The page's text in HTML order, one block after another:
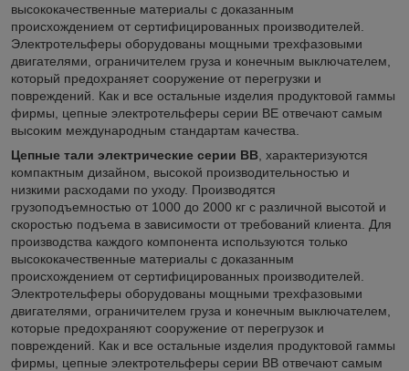
высококачественные материалы с доказанным
происхождением от сертифицированных производителей.
Электротельферы оборудованы мощными трехфазовыми
двигателями, ограничителем груза и конечным выключателем,
который предохраняет сооружение от перегрузки и
повреждений. Как и все остальные изделия продуктовой гаммы
фирмы, цепные электротельферы серии ВЕ отвечают самым
высоким международным стандартам качества.
Цепные тали электрические серии ВB , характеризуются
компактным дизайном, высокой производительностью и
низкими расходами по уходу. Производятся
грузоподъемностью от 1000 до 2000 кг с различной высотой и
скоростью подъема в зависимости от требований клиента. Для
производства каждого компонента используются только
высококачественные материалы с доказанным
происхождением от сертифицированных производителей.
Электротельферы оборудованы мощными трехфазовыми
двигателями, ограничителем груза и конечным выключателем,
которые предохраняют сооружение от перегрузок и
повреждений. Как и все остальные изделия продуктовой гаммы
фирмы, цепные электротельферы серии ВB отвечают самым